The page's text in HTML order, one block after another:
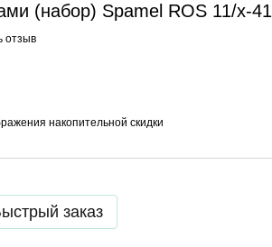
(набор) Spamel ROS 11/x-41
отзыв
накопительной скидки
заказ